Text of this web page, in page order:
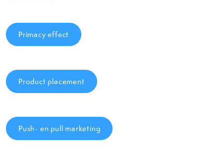
Primacy effect
Product placement
Push- en pull marketing